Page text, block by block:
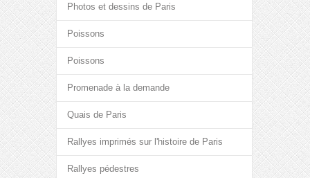
Photos et dessins de Paris
Poissons
Poissons
Promenade à la demande
Quais de Paris
Rallyes imprimés sur l'histoire de Paris
Rallyes pédestres